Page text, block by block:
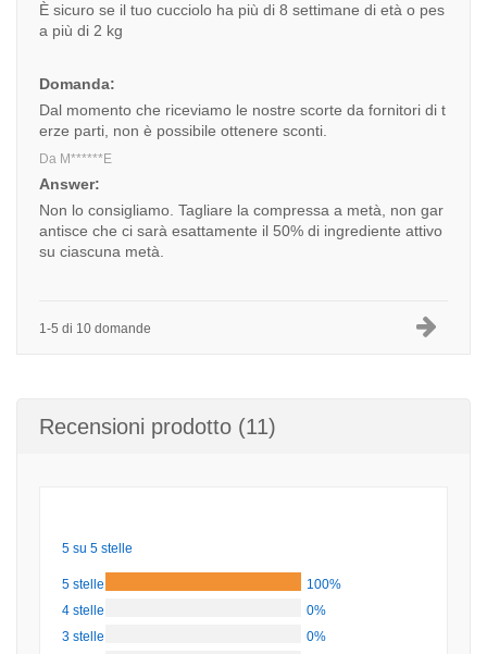
È sicuro se il tuo cucciolo ha più di 8 settimane di età o pes
a più di 2 kg
Domanda:
Dal momento che riceviamo le nostre scorte da fornitori di t
erze parti, non è possibile ottenere sconti.
Da M******E
Answer:
Non lo consigliamo. Tagliare la compressa a metà, non gar
antisce che ci sarà esattamente il 50% di ingrediente attivo
su ciascuna metà.
1-5 di 10 domande
Recensioni prodotto (11)
5 su 5 stelle
5 stelle
100%
4 stelle
0%
3 stelle
0%